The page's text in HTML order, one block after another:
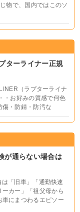
物で、国内ではこのソ
ターライナー正規
（ラプターライナ
・お好みの質感で何色
・防錆・防汚な
が通らない場合は
「旧車」「通勤快速
カー」「祖父母から
にまつわるエピソー